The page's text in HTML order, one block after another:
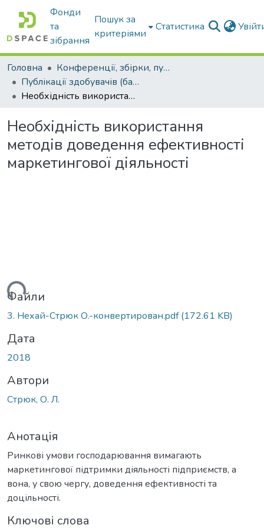
Фонди
та
зібрання
Пошук за
критеріями
Статистика
Головна
Конференції, збірки, публікації молодих вчених і здобувачів : магістрів, бакалаврів, аспірантів.
Публікації здобувачів (бакалаврів. магістрів, аспірантів)
Необхідність використання методів доведення ефективності маркетингової діяльності
Необхідність використання
методів доведення ефективності
маркетингової діяльності
Файли
3. Нехай-Стрюк О.-конвертирован.pdf(172.61 KB)
Дата
2018
Автори
Стрюк, О. Л.
Анотація
Ринкові умови господарювання вимагають
маркетингової підтримки діяльності підприємств, а
вона, у свою чергу, доведення ефективності та
доцільності.
Ключові слова